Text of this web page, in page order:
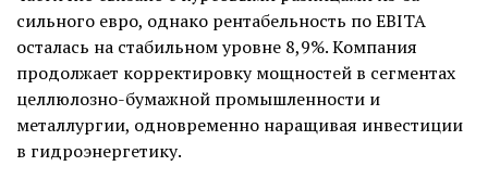
сильного евро, однако рентабельность по EBITA
осталась на стабильном уровне 8,9%. Компания
продолжает корректировку мощностей в сегментах
целлюлозно-бумажной промышленности и
металлургии, одновременно наращивая инвестиции
в гидроэнергетику.